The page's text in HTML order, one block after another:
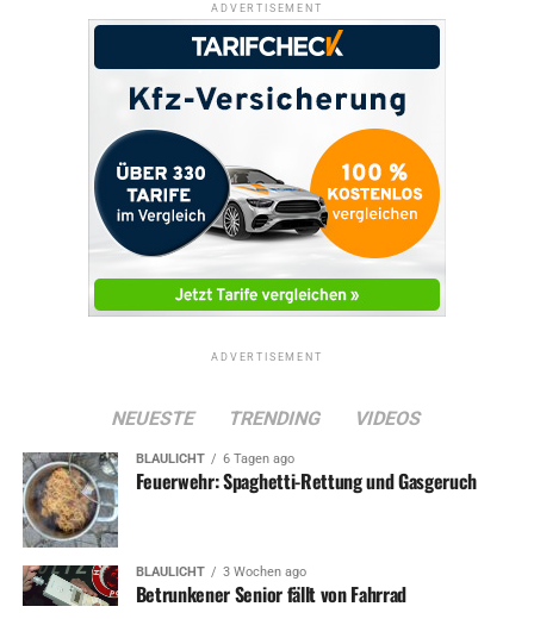
ADVERTISEMENT
ADVERTISEMENT
NEUESTE TRENDING VIDEOS
BLAULICHT 6 Tagen ago
Feuerwehr: Spaghetti-Rettung und Gasgeruch
BLAULICHT 3 Wochen ago
Betrunkener Senior fällt von Fahrrad